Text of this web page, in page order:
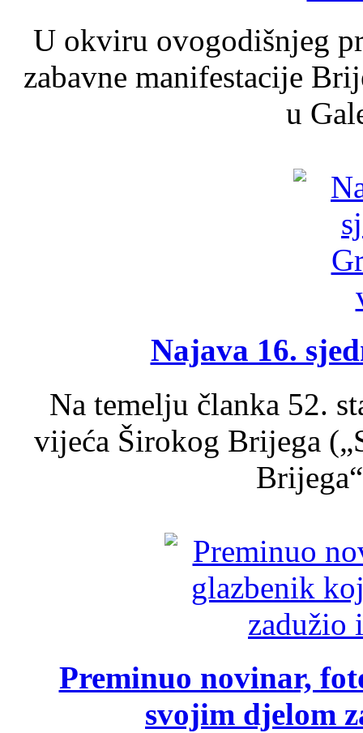
U okviru ovogodišnjeg
zabavne manifestacije
u
Najava 16.
Na temelju članka 52.
vijeća Širokog Brijega
Preminuo novinar,
svojim djelom